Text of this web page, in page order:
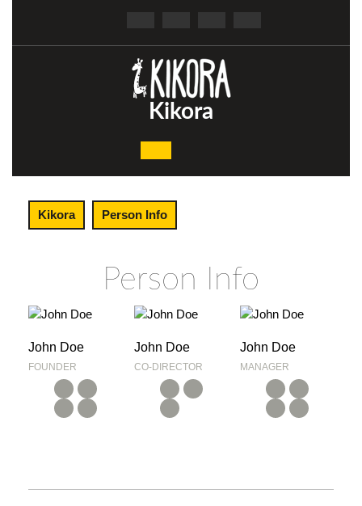
content
Kikora
Open
Button
Kikora Person Info
Person Info
John Doe
FOUNDER
John Doe
CO-DIRECTOR
John Doe
MANAGER